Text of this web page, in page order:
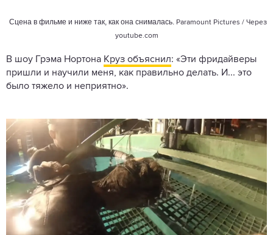
Сцена в фильме и ниже так, как она снималась. Paramount Pictures / Через
youtube.com
В шоу Грэма Нортона Круз объяснил: «Эти фридайверы
пришли и научили меня, как правильно делать. И... это
было тяжело и неприятно».